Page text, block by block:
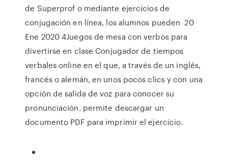
de Superprof o mediante ejercicios de
conjugación en línea, los alumnos pueden 20
Ene 2020 4Juegos de mesa con verbos para
divertirse en clase Conjugador de tiempos
verbales online en el que, a través de un inglés,
francés o alemán, en unos pocos clics y con una
opción de salida de voz para conocer su
pronunciación. permite descargar un
documento PDF para imprimir el ejercicio.